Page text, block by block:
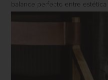
balance perfecto entre estética